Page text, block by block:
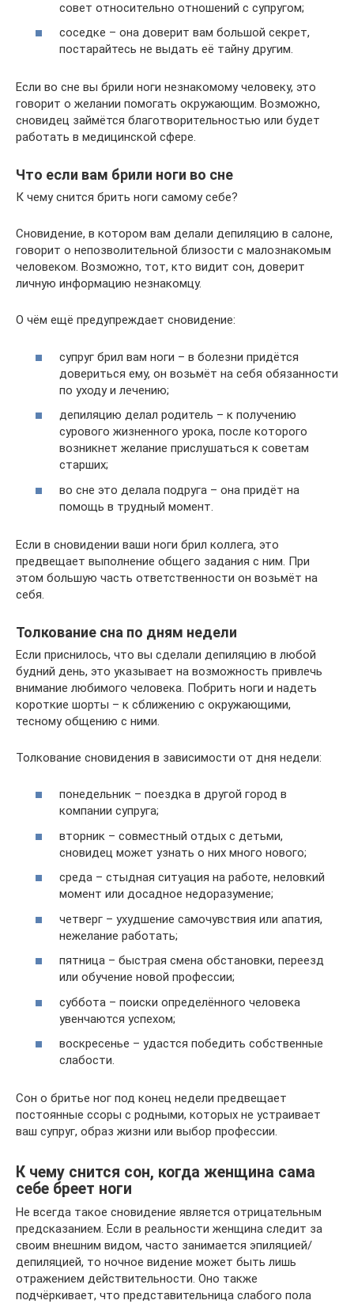
совет относительно отношений с супругом;
соседке – она доверит вам большой секрет,
постарайтесь не выдать её тайну другим.
Если во сне вы брили ноги незнакомому человеку, это
говорит о желании помогать окружающим. Возможно,
сновидец займётся благотворительностью или будет
работать в медицинской сфере.
Что если вам брили ноги во сне
К чему снится брить ноги самому себе?
Сновидение, в котором вам делали депиляцию в салоне,
говорит о непозволительной близости с малознакомым
человеком. Возможно, тот, кто видит сон, доверит
личную информацию незнакомцу.
О чём ещё предупреждает сновидение:
супруг брил вам ноги – в болезни придётся
довериться ему, он возьмёт на себя обязанности
по уходу и лечению;
депиляцию делал родитель – к получению
сурового жизненного урока, после которого
возникнет желание прислушаться к советам
старших;
во сне это делала подруга – она придёт на
помощь в трудный момент.
Если в сновидении ваши ноги брил коллега, это
предвещает выполнение общего задания с ним. При
этом большую часть ответственности он возьмёт на
себя.
Толкование сна по дням недели
Если приснилось, что вы сделали депиляцию в любой
будний день, это указывает на возможность привлечь
внимание любимого человека. Побрить ноги и надеть
короткие шорты – к сближению с окружающими,
тесному общению с ними.
Толкование сновидения в зависимости от дня недели:
понедельник – поездка в другой город в
компании супруга;
вторник – совместный отдых с детьми,
сновидец может узнать о них много нового;
среда – стыдная ситуация на работе, неловкий
момент или досадное недоразумение;
четверг – ухудшение самочувствия или апатия,
нежелание работать;
пятница – быстрая смена обстановки, переезд
или обучение новой профессии;
суббота – поиски определённого человека
увенчаются успехом;
воскресенье – удастся победить собственные
слабости.
Сон о бритье ног под конец недели предвещает
постоянные ссоры с родными, которых не устраивает
ваш супруг, образ жизни или выбор профессии.
К чему снится сон, когда женщина сама
себе бреет ноги
Не всегда такое сновидение является отрицательным
предсказанием. Если в реальности женщина следит за
своим внешним видом, часто занимается эпиляцией/
депиляцией, то ночное видение может быть лишь
отражением действительности. Оно также
подчёркивает, что представительница слабого пола